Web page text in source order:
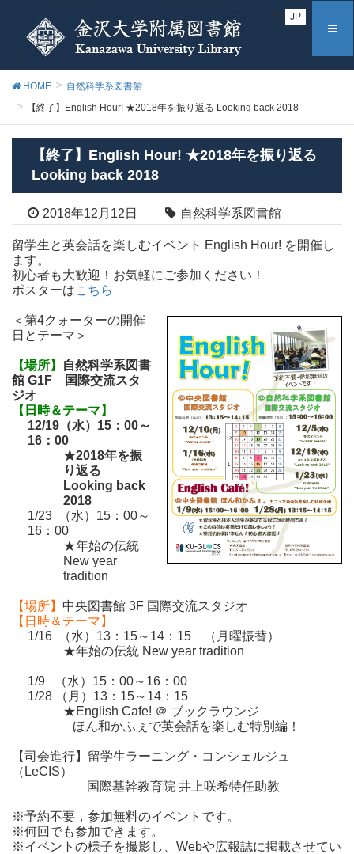
EN JP
HOME
自然科学系図書館
【終了】English Hour! ★2018年を振り返る Looking back 2018
【終了】English Hour! ★2018年を振り返る
Looking back 2018
2018年12月12日 自然科学系図書館
留学生と英会話を楽しむイベント English Hour! を開催し
ます。
初心者も大歓迎！お気軽にご参加ください！
ポスターはこちら
＜第4クォーターの開催
日とテーマ＞
【場所】
自然科学系図書
館 G1F 国際交流スタ
ジオ
【日時＆テーマ】
12/19（水）15：00～
16：00
★2018年を振
り返る
Looking back
2018
1/23 （水）15：00～
16：00
★年始の伝統
New year
tradition
【場所】 中央図書館 3F 国際交流スタジオ
【日時＆テーマ】
1/16 （水）13：15～14：15 （月曜振替）
★年始の伝統 New year tradition
1/9 （水）15：00～16：00
1/28 （月）13：15～14：15
★English Cafe! ＠ ブックラウンジ
ほん和かふぇで英会話を楽しむ特別編！
【司会進行】留学生ラーニング・コンシェルジュ
（LeCIS）
国際基幹教育院 井上咲希特任助教
※予約不要，参加無料のイベントです。
※何回でも参加できます。
※イベントの様子を撮影し、Webや広報誌に掲載させてい